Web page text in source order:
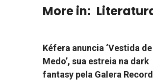
More in:
Kéfera anuncia ‘Vestida de
Medo’, sua estreia na dark
fantasy pela Galera Record